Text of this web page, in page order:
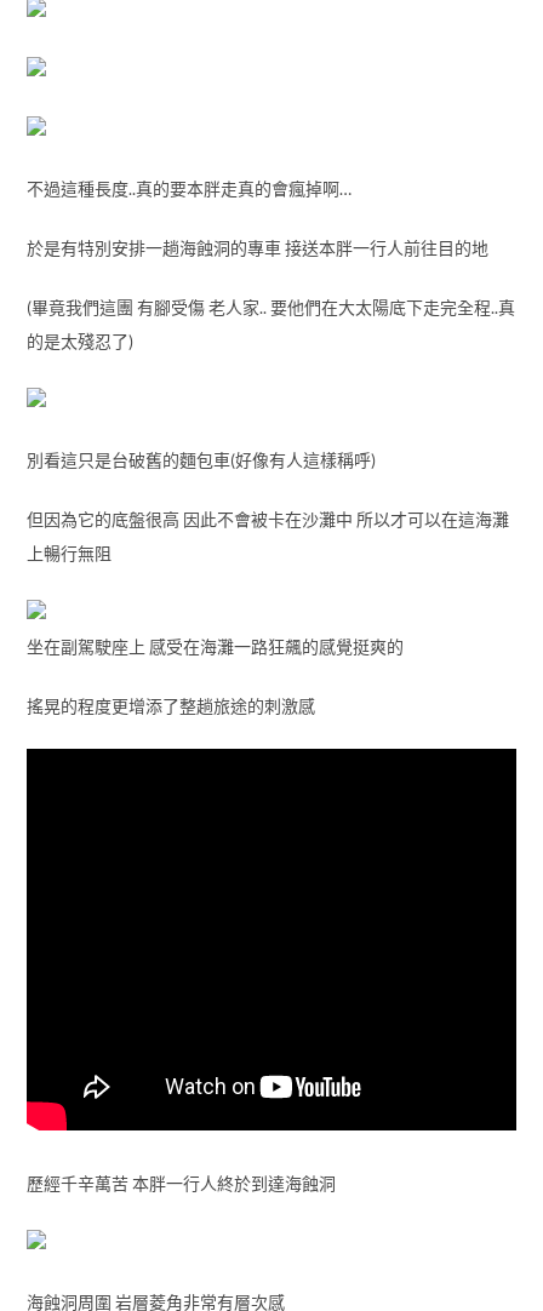
不過這種長度..真的要本胖走真的會瘋掉啊…
於是有特別安排一趟海蝕洞的專車 接送本胖一行人前往目的地
(畢竟我們這團 有腳受傷 老人家.. 要他們在大太陽底下走完全程..真
的是太殘忍了)
別看這只是台破舊的麵包車(好像有人這樣稱呼)
但因為它的底盤很高 因此不會被卡在沙灘中 所以才可以在這海灘
上暢行無阻
坐在副駕駛座上 感受在海灘一路狂飆的感覺挺爽的
搖晃的程度更增添了整趟旅途的刺激感
歷經千辛萬苦 本胖一行人終於到達海蝕洞
海蝕洞周圍 岩層菱角非常有層次感